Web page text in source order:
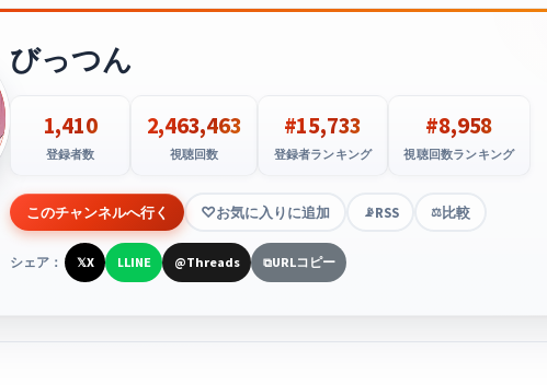
びっつん
1,410
登録者数
2,463,463
視聴回数
#15,733
登録者ランキング
#8,958
視聴回数ランキング
このチャンネルへ行く お気に入りに追加 📡RSS ⚖️比較
シェア： 𝕏X LLINE @Threads ⧉URLコピー